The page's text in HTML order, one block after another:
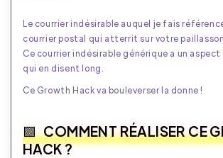
Le courrier indésirable auquel je fais
courrier postal qui atterrit sur votre
Ce courrier indésirable générique a un
qui en disent long.
Ce Growth Hack va bouleverser la donne !
COMMENT RÉALISER CE
HACK ?